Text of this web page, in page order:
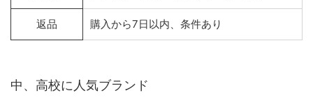
返品 購入から7日以内、条件あり
中、高校に人気ブランド